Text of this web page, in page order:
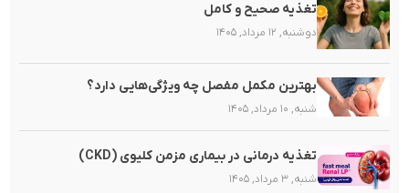
تغذیه صحیح و کامل
دوشنبه, ۱۲ مرداد, ۱۴۰۵
بهترین مکمل مفصل چه ویژگی‌هایی دارد؟
شنبه, ۱۰ مرداد, ۱۴۰۵
تغذیه‌ درمانی در بیماری مزمن کلیوی (CKD)
شنبه, ۳ مرداد, ۱۴۰۵